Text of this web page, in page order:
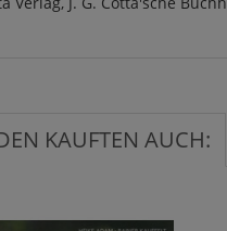
KAUFTEN AUCH: